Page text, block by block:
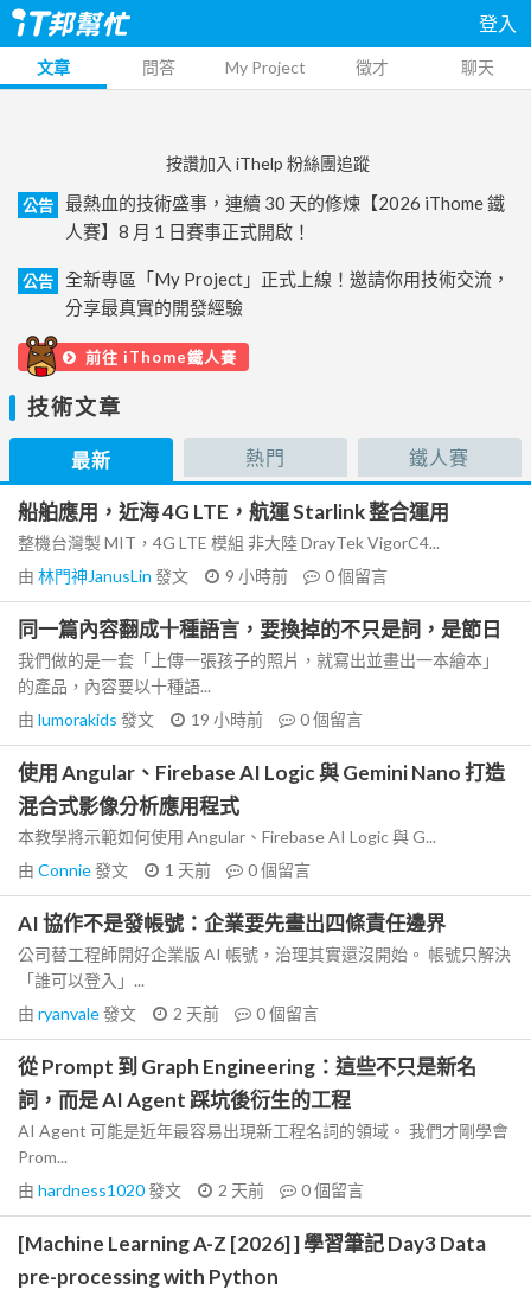
登入
文章 問答 My Project 徵才 聊天
按讚加入 iThelp 粉絲團追蹤
公告
最熱血的技術盛事，連續 30 天的修煉【2026 iThome 鐵
人賽】8 月 1 日賽事正式開啟！
公告
全新專區「My Project」正式上線！邀請你用技術交流，
分享最真實的開發經驗
前往 iThome鐵人賽
技術文章
最新 熱門 鐵人賽
船舶應用，近海 4G LTE，航運 Starlink 整合運用
整機台灣製 MIT，4G LTE 模組 非大陸 DrayTek VigorC4...
由 林門神JanusLin 發文 9 小時前 0個留言
同一篇內容翻成十種語言，要換掉的不只是詞，是節日
我們做的是一套「上傳一張孩子的照片，就寫出並畫出一本繪本」
的產品，內容要以十種語...
由 lumorakids 發文 19 小時前 0個留言
使用 Angular、Firebase AI Logic 與 Gemini Nano 打造
混合式影像分析應用程式
本教學將示範如何使用 Angular、Firebase AI Logic 與 G...
由 Connie發文 1 天前 0個留言
AI 協作不是發帳號：企業要先畫出四條責任邊界
公司替工程師開好企業版 AI 帳號，治理其實還沒開始。 帳號只解決
「誰可以登入」...
由 ryanvale發文 2 天前 0個留言
從 Prompt 到 Graph Engineering：這些不只是新名
詞，而是 AI Agent 踩坑後衍生的工程
AI Agent 可能是近年最容易出現新工程名詞的領域。 我們才剛學會
Prom...
由 hardness1020發文 2 天前 0個留言
[Machine Learning A-Z [2026] ] 學習筆記 Day3 Data
pre-processing with Python